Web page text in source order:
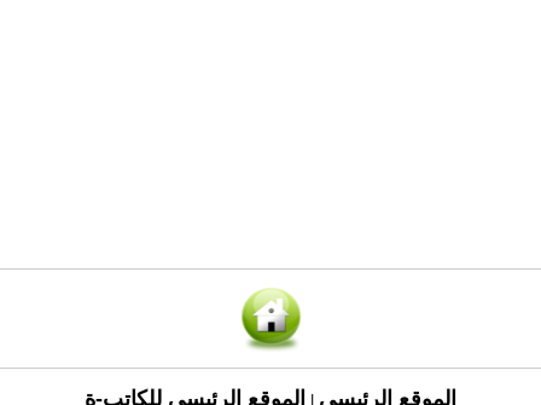
الموقع الرئيسي الموقع الرئيسي للكاتب-ة